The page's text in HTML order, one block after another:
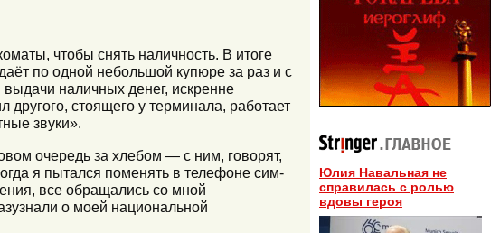
чтобы снять наличность. В итоге
по одной небольшой купюре за раз и с
наличных денег, искренне
другого, стоящего у терминала, работает
звуки».
очередь за хлебом — с ним, говорят,
я пытался поменять в телефоне сим-
все обращались со мной
о моей национальной
Юлия Навальная не
справилась с ролью
вдовы героя